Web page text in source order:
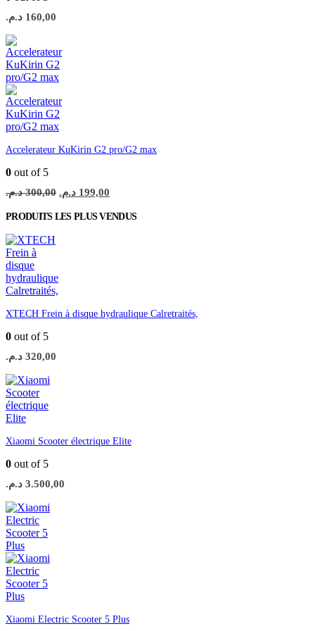
160,00 د.م.
Accelerateur KuKirin G2 pro/G2 max
0 out of 5
300,00 د.م.
Le
prix
initial
était :
199,00 د.م.
prix
actuel
est :
PRODUITS LES PLUS VENDUS
XTECH Frein à disque hydraulique Calretraités,
0 out of 5
320,00 د.م.
Xiaomi Scooter électrique Elite
0 out of 5
3.500,00 د.م.
Xiaomi Electric Scooter 5 Plus